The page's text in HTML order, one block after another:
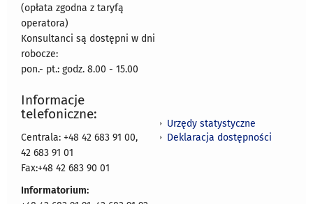
(opłata zgodna z taryfą
operatora)
Konsultanci są dostępni w dni
robocze:
pon.- pt.: godz. 8.00 - 15.00
Informacje
telefoniczne:
Centrala: +48 42 683 91 00,
42 683 91 01
Fax:+48 42 683 90 01
Informatorium:
Urzędy statystyczne
Deklaracja dostępności